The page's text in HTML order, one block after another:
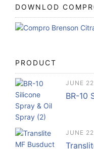
DOWNLOD
PRODUCT
JUNE
BR-10
JUNE